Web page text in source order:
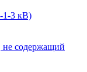
1-3 кВ)
не содержащий